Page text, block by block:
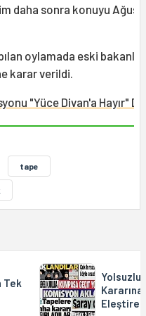
daha sonra konuyu
oylamada eski
karar verildi.
"Yüce Divan'a Hayır"
tape
Tek